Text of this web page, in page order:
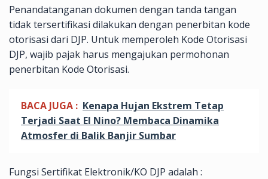
Penandatanganan dokumen dengan tanda tangan
tidak tersertifikasi dilakukan dengan penerbitan kode
otorisasi dari DJP. Untuk memperoleh Kode Otorisasi
DJP, wajib pajak harus mengajukan permohonan
penerbitan Kode Otorisasi.
BACA JUGA : Kenapa Hujan Ekstrem Tetap
Terjadi Saat El Nino? Membaca Dinamika
Atmosfer di Balik Banjir Sumbar
Fungsi Sertifikat Elektronik/KO DJP adalah :